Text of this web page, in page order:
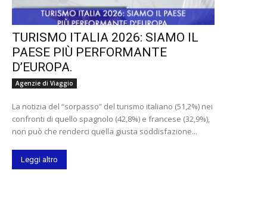
TURISMO ITALIA 2026: SIAMO IL
PAESE PIÙ PERFORMANTE
D’EUROPA.
Agenzie di Viaggio
La notizia del “sorpasso” del turismo italiano (51,2%) nei
confronti di quello spagnolo (42,8%) e francese (32,9%),
non può che renderci quella giusta soddisfazione...
Leggi altro